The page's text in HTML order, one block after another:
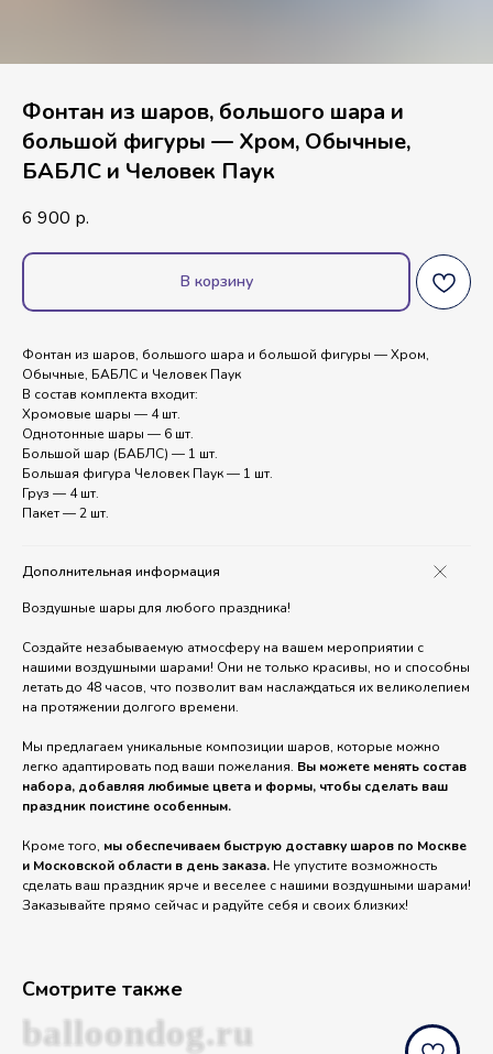
Фонтан из шаров, большого шара и
большой фигуры — Хром, Обычные,
БАБЛС и Человек Паук
6 900 р.
В корзину
Фонтан из шаров, большого шара и большой фигуры — Хром,
Обычные, БАБЛС и Человек Паук
В состав комплекта входит:
Хромовые шары — 4 шт.
Однотонные шары — 6 шт.
Большой шар (БАБЛС) — 1 шт.
Большая фигура Человек Паук — 1 шт.
Груз — 4 шт.
Пакет — 2 шт.
Дополнительная информация
Воздушные шары для любого праздника!
Создайте незабываемую атмосферу на вашем мероприятии с
нашими воздушными шарами! Они не только красивы, но и способны
летать до 48 часов, что позволит вам наслаждаться их великолепием
на протяжении долгого времени.
Мы предлагаем уникальные композиции шаров, которые можно
легко адаптировать под ваши пожелания. Вы можете менять состав
набора, добавляя любимые цвета и формы, чтобы сделать ваш
праздник поистине особенным.
Кроме того, мы обеспечиваем быструю доставку шаров по Москве
и Московской области в день заказа. Не упустите возможность
сделать ваш праздник ярче и веселее с нашими воздушными шарами!
Заказывайте прямо сейчас и радуйте себя и своих близких!
Смотрите также
balloondog.ru